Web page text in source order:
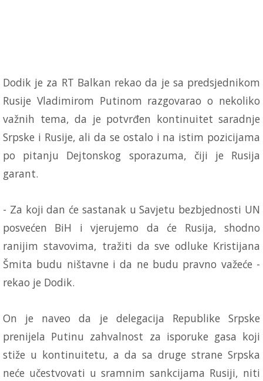
Dodik je za RT Balkan rekao da je sa predsjednikom
Rusije Vladimirom Putinom razgovarao o nekoliko
važnih tema, da je potvrđen kontinuitet saradnje
Srpske i Rusije, ali da se ostalo i na istim pozicijama
po pitanju Dejtonskog sporazuma, čiji je Rusija
garant.
- Za koji dan će sastanak u Savjetu bezbjednosti UN
posvećen BiH i vjerujemo da će Rusija, shodno
ranijim stavovima, tražiti da sve odluke Kristijana
Šmita budu ništavne i da ne budu pravno važeće -
rekao je Dodik.
On je naveo da je delegacija Republike Srpske
prenijela Putinu zahvalnost za isporuke gasa koji
stiže u kontinuitetu, a da sa druge strane Srpska
neće učestvovati u sramnim sankcijama Rusiji, niti